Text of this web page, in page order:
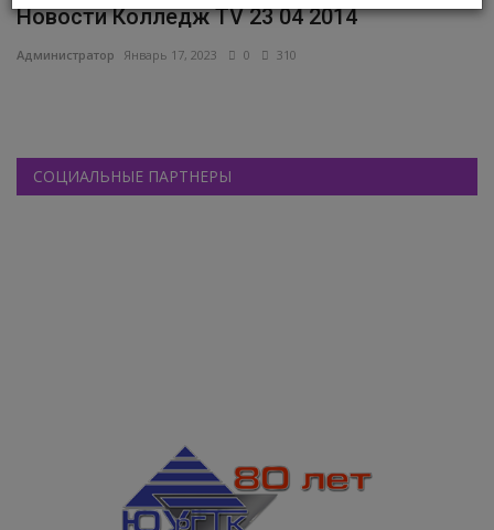
Новости Колледж TV 23 04 2014
Администратор Январь 17, 2023 0 310
СОЦИАЛЬНЫЕ ПАРТНЕРЫ